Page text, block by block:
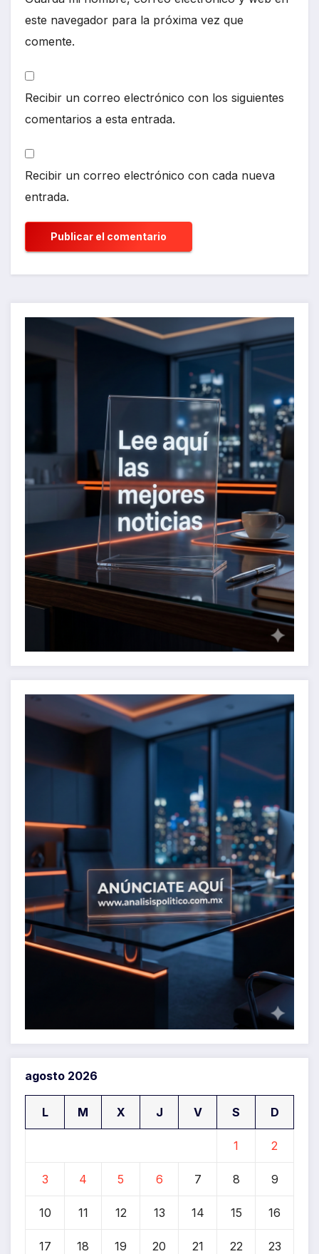
este navegador para la próxima vez que
comente.
Recibir un correo electrónico con los siguientes
comentarios a esta entrada.
Recibir un correo electrónico con cada nueva
entrada.
agosto 2026
L M X J V S D
1 2
3 4 5 6 7 8 9
10 11 12 13 14 15 16
17 18 19 20 21 22 23